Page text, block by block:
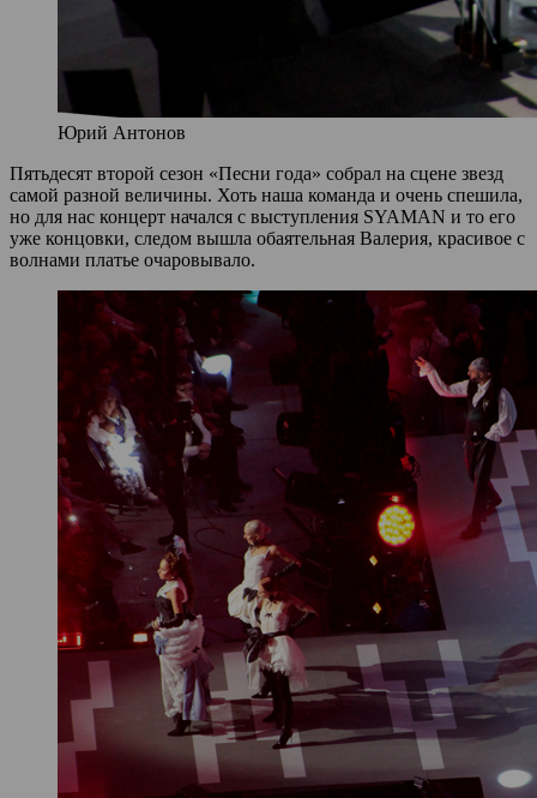
Юрий Антонов
Пятьдесят второй сезон «Песни года» собрал на сцене звезд
самой разной величины. Хоть наша команда и очень спешила,
но для нас концерт начался с выступления SYAMAN и то его
уже концовки, следом вышла обаятельная Валерия, красивое с
волнами платье очаровывало.